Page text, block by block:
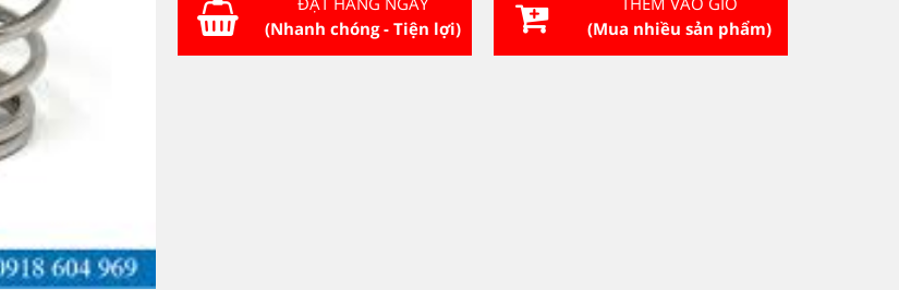
(Nhanh chóng - Tiện lợi)
(Mua nhiều sản phẩm)